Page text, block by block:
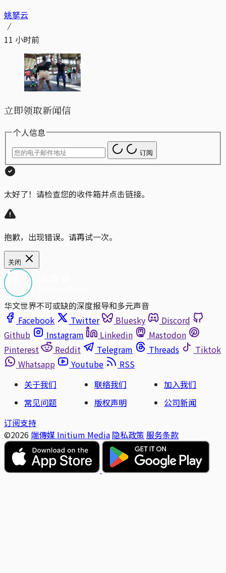
姚拏云
11 小时前
立即领取新闻信
个人信息
订阅
太好了！请检查您的收件箱并点击链接。
抱歉，出现错误。请再试一次。
关闭
华文世界不可或缺的深度报导和多元声音
Facebook
Twitter Bluesky
Discord
Github
Instagram Linkedin
Mastodon
Pinterest
Reddit Telegram Threads
Tiktok
Whatsapp
Youtube
RSS
关于我们
联络我们
加入我们
常见问题
版权声明
公司新闻
订阅支持
©2026 端傳媒 Initium Media 隐私政策 服务条款